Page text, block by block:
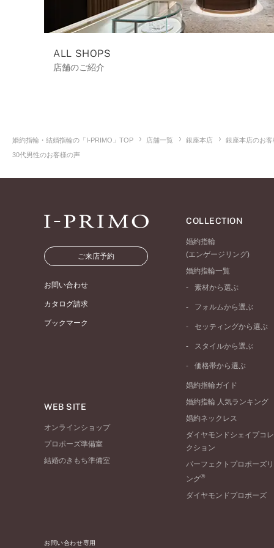
ALL SHOPS
店舗のご紹介
婚約指輪・結婚指輪の「I-PRIMO」TOP 店舗一覧 銀座本店
銀座本店のお
30代男性のお客様の声
ご来店予約
お問い合わせ
カタログ請求
ブックマーク
WEB SITE
オンラインショップ
プロポーズ準備室
結婚のきもち準備室
お問い合わせ専用
COLLECTION
婚約指輪
(エンゲージリング)
婚約指輪一覧
素材から選ぶ
プラチナ
ピンクゴールド
ペールブラウンゴール
フォルムから選ぶ
ストレートライン
V字ライン
セッティングから選ぶ
ソリテール
ダブルサイドメレ
ラインメレ
スタイルから選ぶ
シンプル
モード
エレガント
ゴージャス
価格帯から選ぶ
50万円台～
20万円台～
10万円台～
婚約指輪ガイド
婚約指輪 人気ランキング
婚約ネックレス
ダイヤモンドシェイプコレ
クション
パーフェクトプロポーズリ
ング®
ダイヤモンドプロポーズ